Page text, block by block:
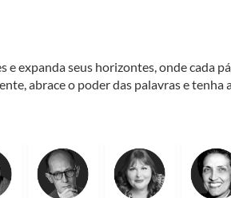
expanda seus horizontes, onde cada
abrace o poder das palavras e
temos o livro perfeito para você!